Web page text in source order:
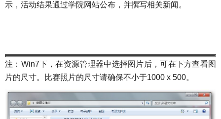
示，活动结果通过学院网站公布，并撰写相关新闻。
注：Win7下，在资源管理器中选择图片后，可在下方查看图
片的尺寸。比赛照片的尺寸请确保不小于1000 x 500。